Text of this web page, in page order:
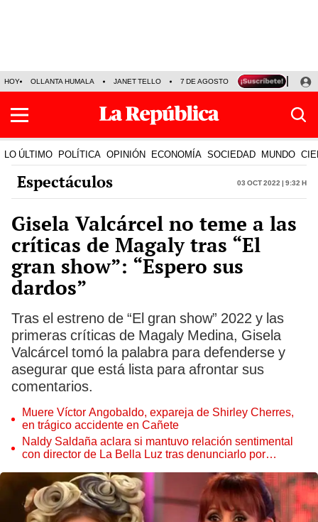
HOY OLLANTA HUMALA JANET TELLO 7 DE AGOSTO TINKA RESULTADOS
LO ÚLTIMO POLÍTICA OPINIÓN ECONOMÍA SOCIEDAD MUNDO
Espectáculos 03 Oct 2022 | 9:32 h
Gisela Valcárcel no teme a las
críticas de Magaly tras “El
gran show”: “Espero sus
dardos”
Tras el estreno de “El gran show” 2022 y las
primeras críticas de Magaly Medina, Gisela
Valcárcel tomó la palabra para defenderse y
asegurar que está lista para afrontar sus
comentarios.
Muere Víctor Angobaldo, expareja de Shirley Cherres,
en trágico accidente en Cañete
Naldy Saldaña aclara si mantuvo relación sentimental
con director de La Bella Luz tras denunciarlo por